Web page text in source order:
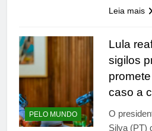
Leia mais
PELO MUNDO
Lula
sigilos
caso a
O
Silva (PT)